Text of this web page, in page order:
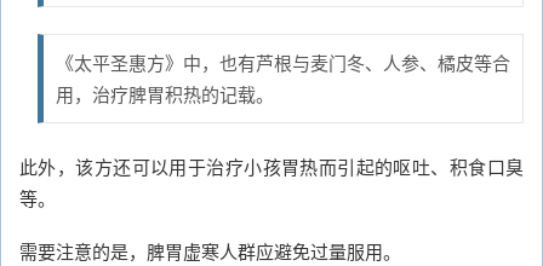
《太平圣惠方》中，也有芦根与麦门冬、人参、橘皮等合
用，治疗脾胃积热的记载。
此外，该方还可以用于治疗小孩胃热而引起的呕吐、积食口臭
等。
需要注意的是，脾胃虚寒人群应避免过量服用。